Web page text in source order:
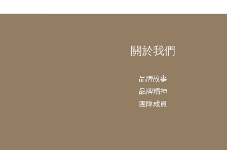
關於我們
品牌故事
品牌精神
團隊成員